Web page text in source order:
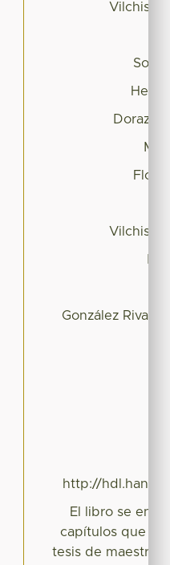
Vilchis
Solís
Dorazco
Vilchis
González Rivas,
http://
El libro se
capítulos que
tesis de maestría